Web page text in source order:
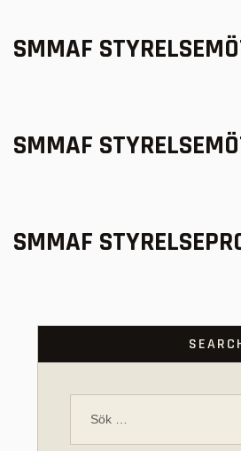
SMMAF
SMMAF
SMMAF